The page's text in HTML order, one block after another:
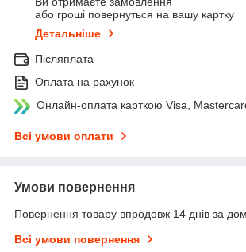
або гроші повернуться на вашу картку
Детальніше
Післяплата
Оплата на рахунок
Онлайн-оплата карткою Visa,
Всі умови оплати
Умови повернення
Повернення товару впродовж 14 днів за
Всі умови повернення